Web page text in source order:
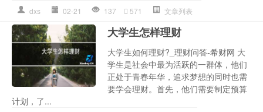
dxs 02-21 137 571 文章列表
大学生怎样理财
大学生如何理财?_理财问答-希财网 大
学生是社会中最为活跃的一群体，他们
正处于青春年华，追求梦想的同时也需
要学会理财。首先，他们需要制定预算
计划，了...